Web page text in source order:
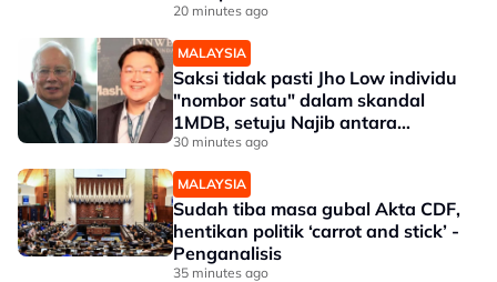
20 minutes ago
MALAYSIA
Saksi tidak pasti Jho Low individu
"nombor satu" dalam skandal
1MDB, setuju Najib antara
penerima dana
30 minutes ago
MALAYSIA
Sudah tiba masa gubal Akta CDF,
hentikan politik ‘carrot and stick’ -
Penganalisis
35 minutes ago